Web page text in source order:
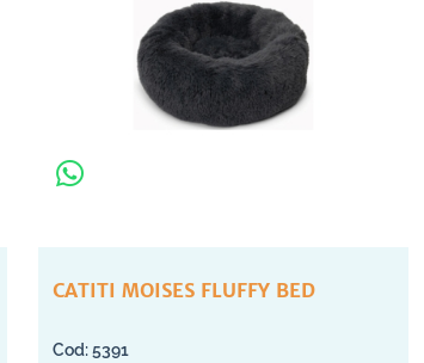
CATITI MOISES FLUFFY BED
5391